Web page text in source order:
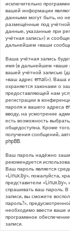
исключительно
вашей информации
данными могут быть, но
размещённые под
данные, указанные при
учётная запись») и
дальнейшем «ваши
Ваша учётная запись
имя (в дальнейшем «ваше
вашей учётной записью
«ваш адрес email»). Ваша
охраняется законами о
предоставляющей нам
регистрации в
пароля и вашего адреса
вводу, на усмотрение
есть возможность
общедоступна. Кроме
получения сообщений,
phpBB.
Ваш пароль надёжно
рекомендуется
Ваш пароль является
«Linux.by», пожалуйста,
представители
спрашивать ваш пароль. В
записи, вы сможете
пароль?»,
необходимо ввести ваше
программное
записи.